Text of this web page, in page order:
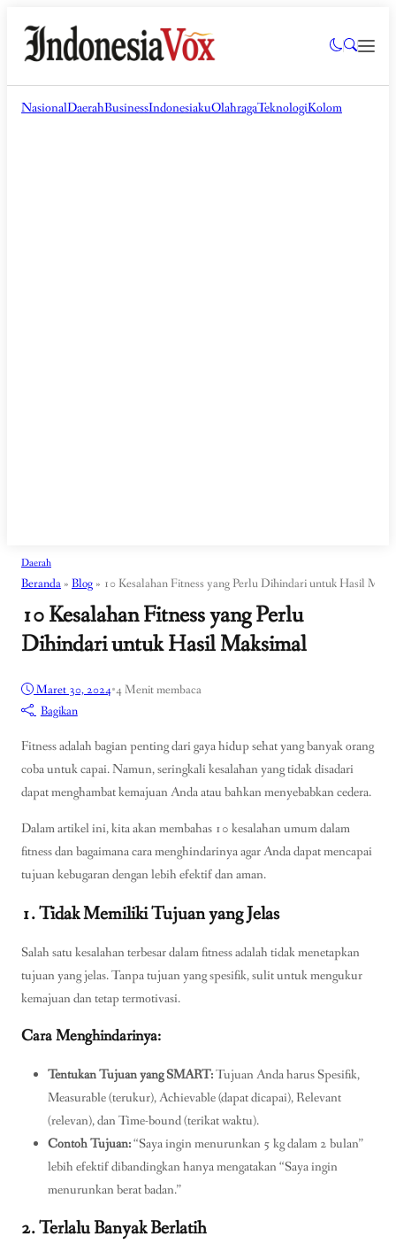
NasionalDaerahBusinessIndonesiakuOlahragaTeknologiKolom
Daerah
Beranda » Blog » 10 Kesalahan Fitness yang Perlu Dihindari untuk Hasil
10 Kesalahan Fitness yang Perlu
Dihindari untuk Hasil Maksimal
Maret 30, 2024•4 Menit membaca
Bagikan
Fitness adalah bagian penting dari gaya hidup sehat yang banyak orang
coba untuk capai. Namun, seringkali kesalahan yang tidak disadari
dapat menghambat kemajuan Anda atau bahkan menyebabkan cedera.
Dalam artikel ini, kita akan membahas 10 kesalahan umum dalam
fitness dan bagaimana cara menghindarinya agar Anda dapat mencapai
tujuan kebugaran dengan lebih efektif dan aman.
1. Tidak Memiliki Tujuan yang Jelas
Salah satu kesalahan terbesar dalam fitness adalah tidak menetapkan
tujuan yang jelas. Tanpa tujuan yang spesifik, sulit untuk mengukur
kemajuan dan tetap termotivasi.
Cara Menghindarinya:
Tentukan Tujuan yang SMART:Tujuan Anda harus Spesifik,
Measurable (terukur), Achievable (dapat dicapai), Relevant
(relevan), dan Time-bound (terikat waktu).
Contoh Tujuan:“Saya ingin menurunkan 5 kg dalam 2 bulan”
lebih efektif dibandingkan hanya mengatakan “Saya ingin
menurunkan berat badan.”
2. Terlalu Banyak Berlatih